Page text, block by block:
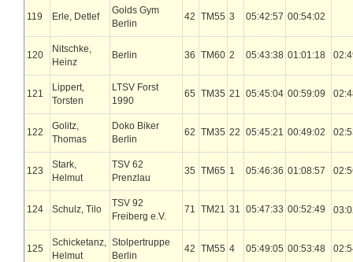
119 Erle, Detlef
Golds Gym
Berlin
42 TM55 3 05:42:57 00:54:02
120
Nitschke,
Heinz
Berlin 36 TM60 2 05:43:38 01:01:18
121
Lippert,
Torsten
LTSV Forst
1990
65 TM35 21 05:45:04 00:59:09
122
Golitz,
Thomas
Doko Biker
Berlin
62 TM35 22 05:45:21 00:49:02
123
Stark,
Helmut
TSV 62
Prenzlau
35 TM65 1 05:46:36 01:08:57
124 Schulz, Tilo
TSV 92
Freiberg e.V.
71 TM21 31 05:47:33 00:52:49
125
Schicketanz,
Helmut
Stolpertruppe
Berlin
42 TM55 4 05:49:05 00:53:48